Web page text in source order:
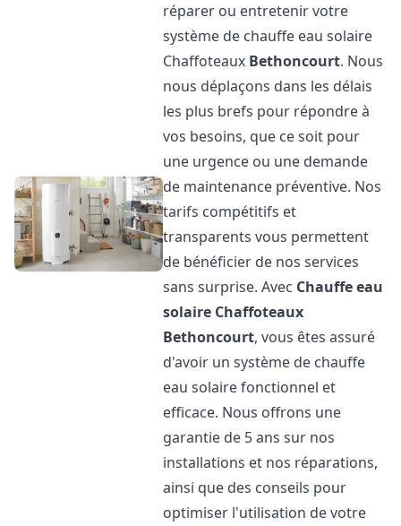
réparer ou entretenir votre
système de chauffe eau solaire
Chaffoteaux Bethoncourt. Nous
nous déplaçons dans les délais
les plus brefs pour répondre à
vos besoins, que ce soit pour
une urgence ou une demande
de maintenance préventive. Nos
tarifs compétitifs et
transparents vous permettent
de bénéficier de nos services
sans surprise. Avec Chauffe eau
solaire Chaffoteaux
Bethoncourt, vous êtes assuré
d'avoir un système de chauffe
eau solaire fonctionnel et
efficace. Nous offrons une
garantie de 5 ans sur nos
installations et nos réparations,
ainsi que des conseils pour
optimiser l'utilisation de votre